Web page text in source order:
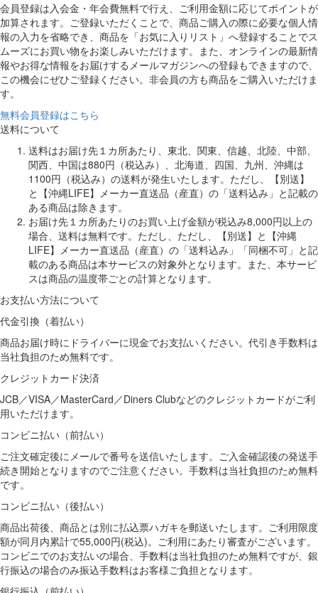
会員登録は入会金・年会費無料で行え、ご利用金額に応じてポイントが
加算されます。ご登録いただくことで、商品ご購入の際に必要な個人情
報の入力を省略でき、商品を「お気に入りリスト」へ登録することでス
ムーズにお買い物をお楽しみいただけます。また、オンラインの最新情
報やお得な情報をお届けするメールマガジンへの登録もできますので、
この機会にぜひご登録ください。非会員の方も商品をご購入いただけま
す。
無料会員登録はこちら
送料について
送料はお届け先１カ所あたり、東北、関東、信越、北陸、中部、
関西、中国は880円（税込み）、北海道、四国、九州、沖縄は
1100円（税込み）の送料が発生いたします。ただし、【別送】
と【沖縄LIFE】メーカー直送品（産直）の「送料込み」と記載の
ある商品は除きます。
お届け先１カ所あたりのお買い上げ金額が税込み8,000円以上の
場合、送料は無料です。ただし、ただし、【別送】と【沖縄
LIFE】メーカー直送品（産直）の「送料込み」「同梱不可」と記
載のある商品は本サービスの対象外となります。また、本サービ
スは商品の温度帯ごとの計算となります。
お支払い方法について
代金引換（着払い）
商品お届け時にドライバーに現金でお支払いください。代引き手数料は
当社負担のため無料です。
クレジットカード決済
JCB／VISA／MasterCard／Diners Clubなどのクレジットカードがご利
用いただけます。
コンビニ払い（前払い）
ご注文確定後にメールで番号を送信いたします。ご入金確認後の発送手
続き開始となりますのでご注意ください。手数料は当社負担のため無料
です。
コンビニ払い（後払い）
商品出荷後、商品とは別に払込票ハガキを郵送いたします。ご利用限度
額が同月内累計で55,000円(税込)。ご利用にあたり審査がございます。
コンビニでのお支払いの場合、手数料は当社負担のため無料ですが、銀
行振込の場合のみ振込手数料はお客様ご負担となります。